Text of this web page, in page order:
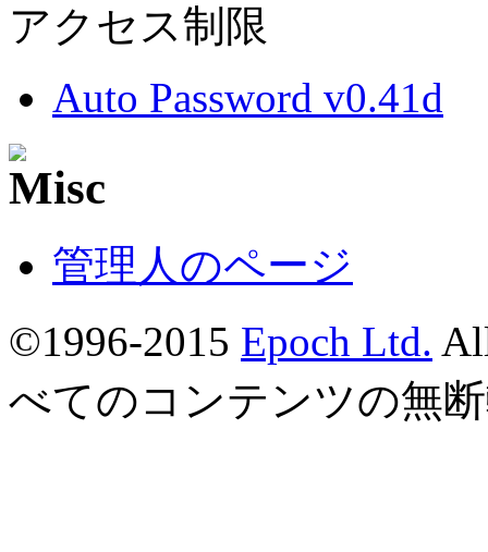
アクセス制限
Auto Password v0.41d
管理人のページ
©1996-2015 Epoch Ltd.
べてのコンテンツの無